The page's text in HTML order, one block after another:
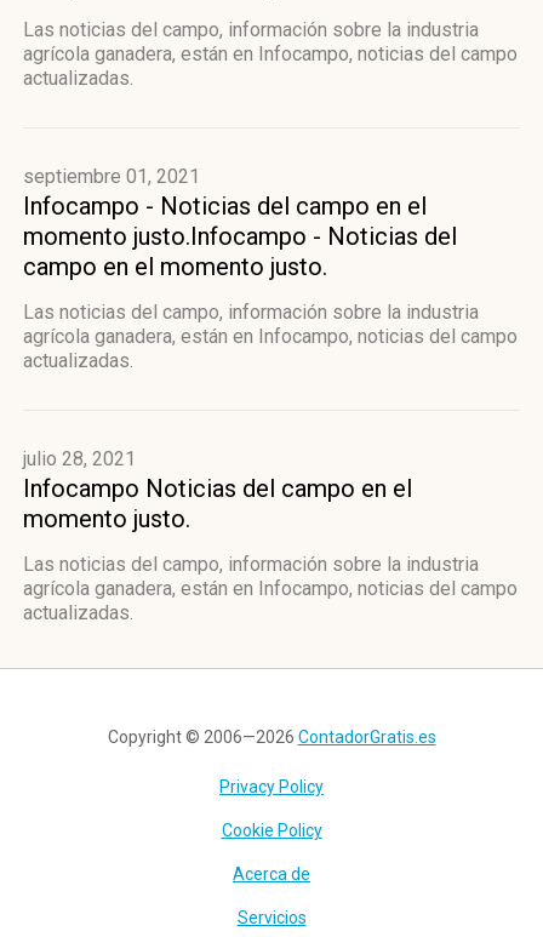
Las noticias del campo, información sobre la industria
agrícola ganadera, están en Infocampo, noticias del campo
actualizadas.
septiembre 01, 2021
Infocampo - Noticias del campo en el
momento justo.Infocampo - Noticias del
campo en el momento justo.
Las noticias del campo, información sobre la industria
agrícola ganadera, están en Infocampo, noticias del campo
actualizadas.
julio 28, 2021
Infocampo Noticias del campo en el
momento justo.
Las noticias del campo, información sobre la industria
agrícola ganadera, están en Infocampo, noticias del campo
actualizadas.
Copyright © 2006—2026 ContadorGratis.es
Privacy Policy
Cookie Policy
Acerca de
Servicios